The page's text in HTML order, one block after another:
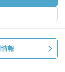
報